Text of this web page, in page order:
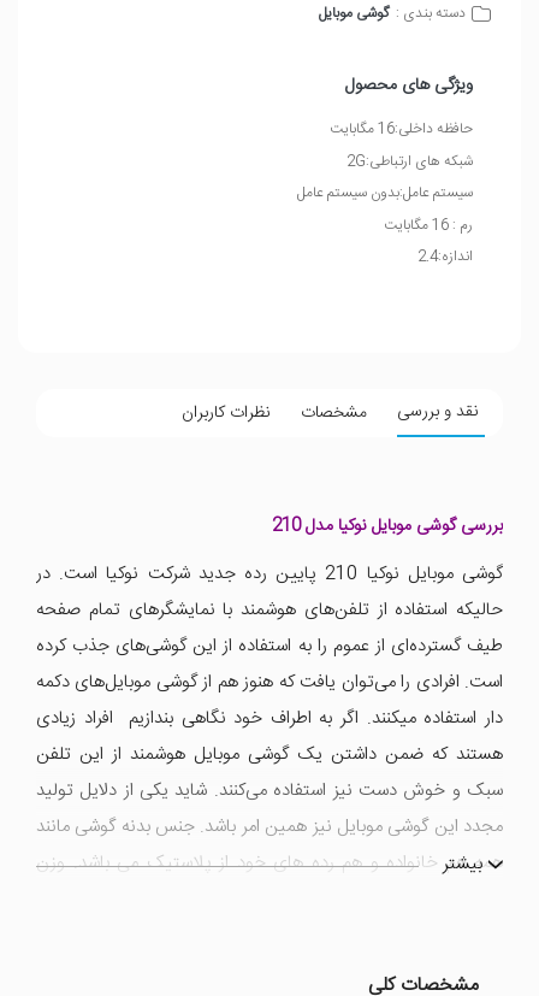
دسته بندی : گوشی موبایل
ویژگی های محصول
حافظه داخلی:16 مگابایت
شبکه های ارتباطی:2G
سیستم عامل:بدون سیستم عامل
رم : 16 مگابایت
اندازه:2.4
نقد و بررسی مشخصات نظرات کاربران
بررسی گوشی موبایل نوکیا مدل 210
گوشی موبایل نوکیا 210 پایین رده جدید شرکت نوکیا است. در
حالیکه استفاده از تلفن‌های هوشمند با نمایشگرهای تمام صفحه
طیف گسترده‌ای از عموم را به استفاده از این گوشی‌‌های جذب کرده
است. افرادی را می‌توان یافت که هنوز هم از گوشی موبایل‌های دکمه
دار استفاده میکنند. اگر به اطراف خود نگاهی بندازیم افراد زیادی
هستند که ضمن داشتن یک گوشی موبایل هوشمند از این تلفن
سبک و خوش دست نیز استفاده می‌کنند. شاید یکی از دلایل تولید
مجدد این گوشی موبایل نیز همین امر باشد. جنس بدنه گوشی مانند
همه هم خانواده و هم رده های خود از پلاستیک می باشد. وزن
بیشتر
مشخصات کلی